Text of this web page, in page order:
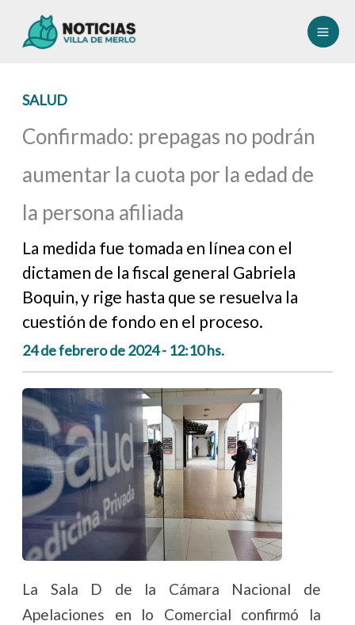
SALUD
Confirmado: prepagas no podrán
aumentar la cuota por la edad de
la persona afiliada
La medida fue tomada en línea con el
dictamen de la fiscal general Gabriela
Boquin, y rige hasta que se resuelva la
cuestión de fondo en el proceso.
24 de febrero de 2024 - 12:10 hs.
La Sala D de la Cámara Nacional de
Apelaciones en lo Comercial confirmó la